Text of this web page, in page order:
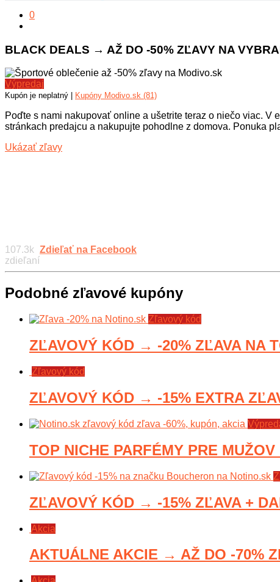
0
BLACK DEALS → AŽ DO -50% ZĽAVY NA
Výpredaj
Kupón je neplatný | Kupóny Modivo.sk (81)
Poďte s nami nakupovať online a ušetrite teraz o niečo viac. V
stránkach predajcu a nakupujte pohodlne z domova. Ponuka
Ukázať zľavy
107.3k
zdieľaní
Zdieľať na Facebook
Podobné zľavové kupóny
Zľavový kód
ZĽAVOVÝ KÓD → -20% ZĽAVA NA
Zľavový kód
ZĽAVOVÝ KÓD → -15% EXTRA
TOP NICHE PARFÉMY PRE
ZĽAVOVÝ KÓD → -15% ZĽAVA +
Akcia
AKTUÁLNE AKCIE → AŽ DO -70%